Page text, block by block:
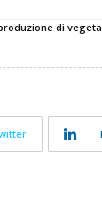
di